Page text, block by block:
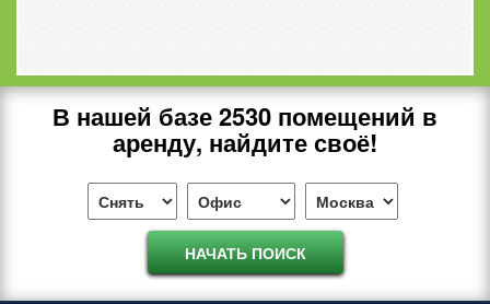
В нашей базе2530 помещений в
аренду, найдите своё!